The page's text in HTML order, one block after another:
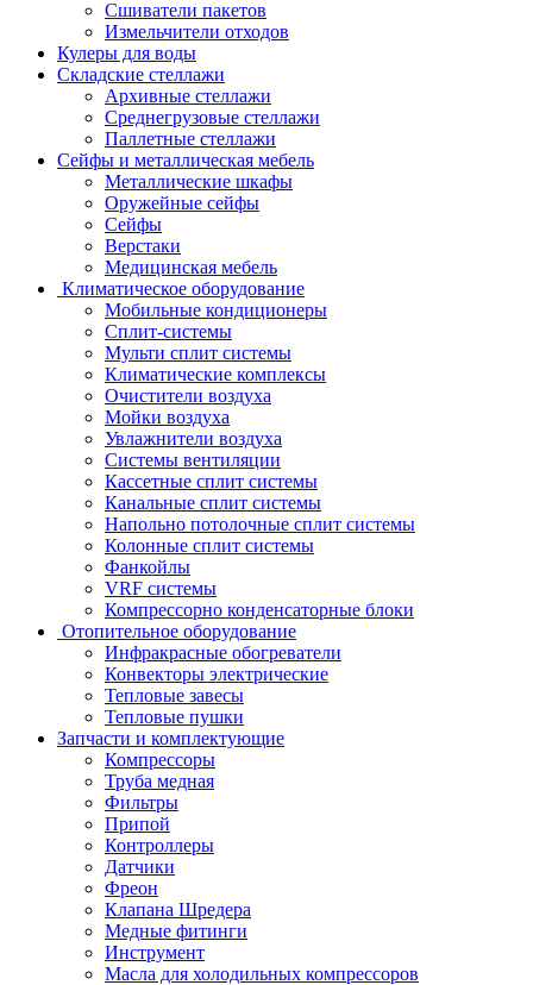
Сшиватели пакетов
Измельчители отходов
Кулеры для воды
Складские стеллажи
Архивные стеллажи
Среднегрузовые стеллажи
Паллетные стеллажи
Сейфы и металлическая мебель
Металлические шкафы
Оружейные сейфы
Сейфы
Верстаки
Медицинская мебель
Климатическое оборудование
Мобильные кондиционеры
Сплит-системы
Мульти сплит системы
Климатические комплексы
Очистители воздуха
Мойки воздуха
Увлажнители воздуха
Системы вентиляции
Кассетные сплит системы
Канальные сплит системы
Напольно потолочные сплит системы
Колонные сплит системы
Фанкойлы
VRF системы
Компрессорно конденсаторные блоки
Отопительное оборудование
Инфракрасные обогреватели
Конвекторы электрические
Тепловые завесы
Тепловые пушки
Запчасти и комплектующие
Компрессоры
Труба медная
Фильтры
Припой
Контроллеры
Датчики
Фреон
Клапана Шредера
Медные фитинги
Инструмент
Масла для холодильных компрессоров